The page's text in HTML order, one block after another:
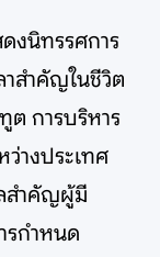
งนิทรรศการ
าสำคัญในชีวิต
การบริหาร
ว่างประเทศ
สำคัญผู้มี
รกำหนด